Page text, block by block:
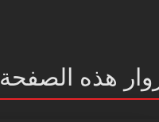
هذه الصفحة